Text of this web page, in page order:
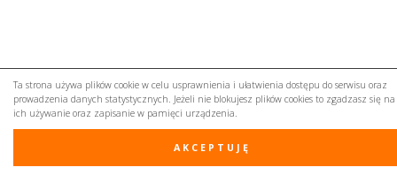
Ta strona używa plików cookie w celu usprawnienia i ułatwienia dostępu do serwisu oraz
prowadzenia danych statystycznych. Jeżeli nie blokujesz plików cookies to zgadzasz się na
ich używanie oraz zapisanie w pamięci urządzenia.
AKCEPTUJĘ
+48. 691 747 478